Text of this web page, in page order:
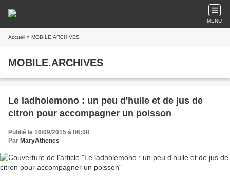
MENU
Accueil » MOBILE.ARCHIVES
MOBILE.ARCHIVES
Le ladholemono : un peu d'huile et de jus de
citron pour accompagner un poisson
Publié le 16/09/2015 à 06:08
Par MaryAthenes